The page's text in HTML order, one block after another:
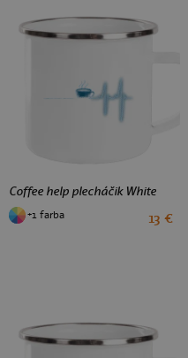
Coffee help plecháčik White
+1 farba 13 €